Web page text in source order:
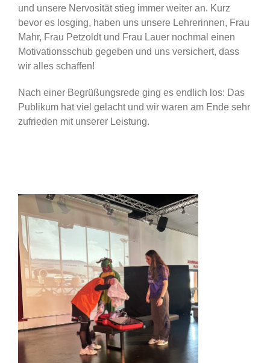
und unsere Nervosität stieg immer weiter an. Kurz
bevor es losging, haben uns unsere Lehrerinnen, Frau
Mahr, Frau Petzoldt und Frau Lauer nochmal einen
Motivationsschub gegeben und uns versichert, dass
wir alles schaffen!
Nach einer Begrüßungsrede ging es endlich los: Das
Publikum hat viel gelacht und wir waren am Ende sehr
zufrieden mit unserer Leistung.